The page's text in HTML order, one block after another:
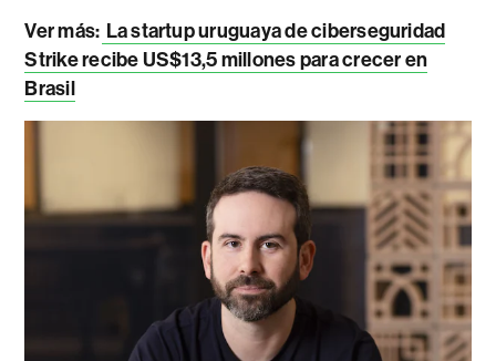
Ver más: La startup uruguaya de ciberseguridad
Strike recibe US$13,5 millones para crecer en
Brasil